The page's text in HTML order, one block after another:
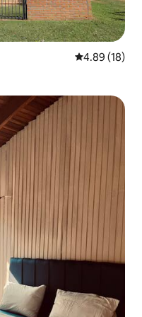
Calificación
4.89 (18)